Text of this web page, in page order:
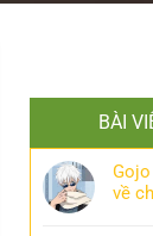
BÀI
về